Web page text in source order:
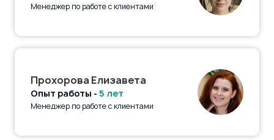
Менеджер по работе с клиентами
Прохорова Елизавета
Опыт работы - 5 лет
Менеджер по работе с клиентами